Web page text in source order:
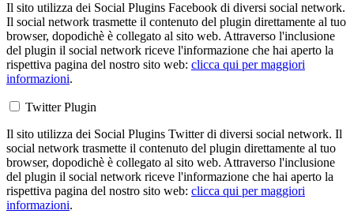
Il sito utilizza dei Social Plugins Facebook di diversi social network.
Il social network trasmette il contenuto del plugin direttamente al tuo
browser, dopodichè è collegato al sito web. Attraverso l'inclusione
del plugin il social network riceve l'informazione che hai aperto la
rispettiva pagina del nostro sito web: clicca qui per maggiori
informazioni.
Twitter Plugin
Il sito utilizza dei Social Plugins Twitter di diversi social network. Il
social network trasmette il contenuto del plugin direttamente al tuo
browser, dopodichè è collegato al sito web. Attraverso l'inclusione
del plugin il social network riceve l'informazione che hai aperto la
rispettiva pagina del nostro sito web: clicca qui per maggiori
informazioni.